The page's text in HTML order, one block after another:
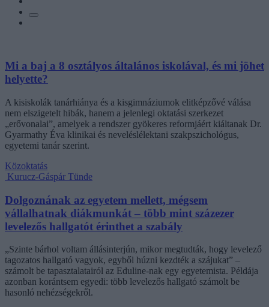
Mi a baj a 8 osztályos általános iskolával, és mi jöhet
helyette?
A kisiskolák tanárhiánya és a kisgimnáziumok elitképzővé válása
nem elszigetelt hibák, hanem a jelenlegi oktatási szerkezet
„erővonalai”, amelyek a rendszer gyökeres reformjáért kiáltanak Dr.
Gyarmathy Éva klinikai és neveléslélektani szakpszichológus,
egyetemi tanár szerint.
Közoktatás
Kurucz-Gáspár Tünde
Dolgoznának az egyetem mellett, mégsem
vállalhatnak diákmunkát – több mint százezer
levelezős hallgatót érinthet a szabály
„Szinte bárhol voltam állásinterjún, mikor megtudták, hogy levelező
tagozatos hallgató vagyok, egyből húzni kezdték a szájukat” –
számolt be tapasztalatairól az Eduline-nak egy egyetemista. Példája
azonban korántsem egyedi: több levelezős hallgató számolt be
hasonló nehézségekről.